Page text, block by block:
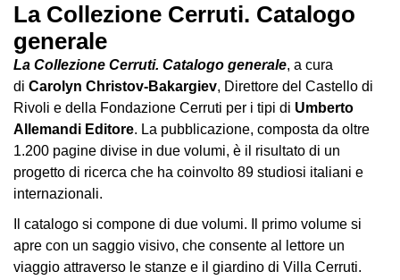
Ricerca
Famiglie
Scuole
Visite
guidate
Progetto
Summer
School
La Collezione Cerruti. Catalogo
generale
La Collezione Cerruti. Catalogo generale, a cura
di Carolyn Christov-Bakargiev, Direttore del Castello di
Rivoli e della Fondazione Cerruti per i tipi di Umberto
Allemandi Editore. La pubblicazione, composta da oltre
1.200 pagine divise in due volumi, è il risultato di un
progetto di ricerca che ha coinvolto 89 studiosi italiani e
internazionali.
Il catalogo si compone di due volumi. Il primo volume si
apre con un saggio visivo, che consente al lettore un
viaggio attraverso le stanze e il giardino di Villa Cerruti.